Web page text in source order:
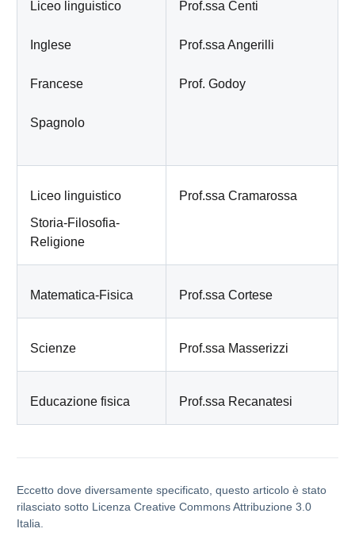
Liceo linguistico
Inglese
Francese
Spagnolo
Prof.ssa Centi
Prof.ssa Angerilli
Prof. Godoy
Liceo linguistico
Storia-Filosofia-
Religione
Prof.ssa Cramarossa
Matematica-Fisica Prof.ssa Cortese
Scienze Prof.ssa Masserizzi
Educazione fisica Prof.ssa Recanatesi
Eccetto dove diversamente specificato, questo articolo è stato
rilasciato sotto Licenza Creative Commons Attribuzione 3.0
Italia.